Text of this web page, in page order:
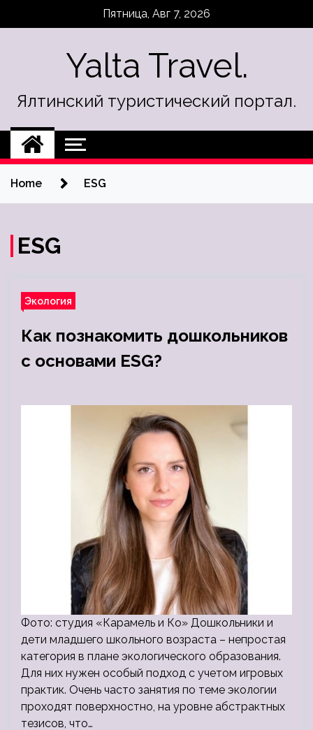
Пятница, Авг 7, 2026
Yalta Travel.
Ялтинский туристический портал.
Home ESG
ESG
Экология
Как познакомить дошкольников
с основами ESG?
Фото: студия «Карамель и Ко» Дошкольники и
дети младшего школьного возраста – непростая
категория в плане экологического образования.
Для них нужен особый подход с учетом игровых
практик. Очень часто занятия по теме экологии
проходят поверхностно, на уровне абстрактных
тезисов, что…